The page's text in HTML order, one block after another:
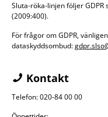
Sluta-röka-linjen följer
(2009:400).
För frågor om GDPR,
dataskyddsombud:
Kontakt
Telefon: 020-84 00 00